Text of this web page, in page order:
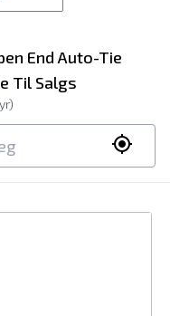
End Auto-Tie
Til Salgs